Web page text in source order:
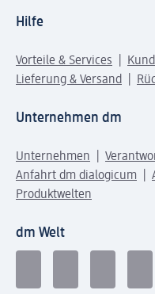
Hilfe
Vorteile & Services
Lieferung & Versand
Unternehmen dm
Unternehmen
Anfahrt dm dialogicum
Produktwelten
dm Welt